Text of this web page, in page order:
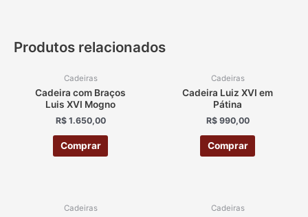
Produtos relacionados
Cadeiras
Cadeira com Braços
Luis XVI Mogno
R$1.650,00
Comprar
Cadeiras
Cadeira Luiz XVI em
Pátina
R$990,00
Comprar
Cadeiras Cadeiras